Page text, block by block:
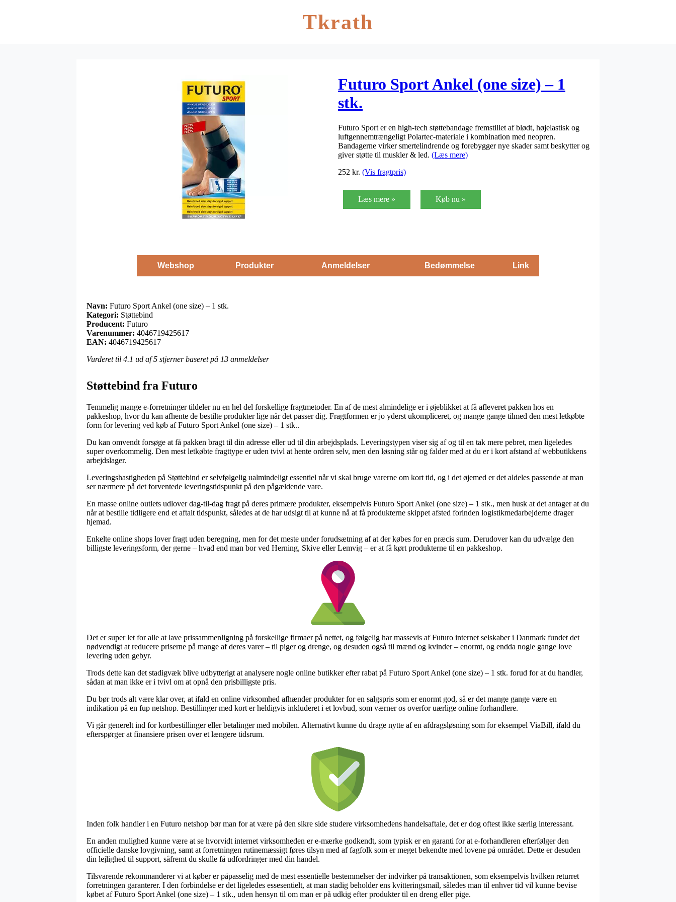
Tkrath
Futuro Sport Ankel (one size) – 1
stk.
Futuro Sport er en high-tech støttebandage fremstillet af blødt, højelastisk og
luftgennemtrængeligt Polartec-materiale i kombination med neopren.
Bandagerne virker smertelindrende og forebygger nye skader samt beskytter og
giver støtte til muskler & led. (Læs mere)
252 kr. (Vis fragtpris)
Læs mere » Køb nu »
Webshop Produkter Anmeldelser Bedømmelse Link
Navn: Futuro Sport Ankel (one size) – 1 stk.
Kategori: Støttebind
Producent: Futuro
Varenummer: 4046719425617
EAN: 4046719425617
Vurderet til 4.1 ud af 5 stjerner baseret på 13 anmeldelser
Støttebind fra Futuro
Temmelig mange e-forretninger tildeler nu en hel del forskellige fragtmetoder. En af de mest almindelige er i øjeblikket at få afleveret pakken hos en
pakkeshop, hvor du kan afhente de bestilte produkter lige når det passer dig. Fragtformen er jo yderst ukompliceret, og mange gange tilmed den mest letkøbte
form for levering ved køb af Futuro Sport Ankel (one size) – 1 stk..
Du kan omvendt forsøge at få pakken bragt til din adresse eller ud til din arbejdsplads. Leveringstypen viser sig af og til en tak mere pebret, men ligeledes
super overkommelig. Den mest letkøbte fragttype er uden tvivl at hente ordren selv, men den løsning står og falder med at du er i kort afstand af webbutikkens
arbejdslager.
Leveringshastigheden på Støttebind er selvfølgelig ualmindeligt essentiel når vi skal bruge varerne om kort tid, og i det øjemed er det aldeles passende at man
ser nærmere på det forventede leveringstidspunkt på den pågældende vare.
En masse online outlets udlover dag-til-dag fragt på deres primære produkter, eksempelvis Futuro Sport Ankel (one size) – 1 stk., men husk at det antager at du
når at bestille tidligere end et aftalt tidspunkt, således at de har udsigt til at kunne nå at få produkterne skippet afsted forinden logistikmedarbejderne drager
hjemad.
Enkelte online shops lover fragt uden beregning, men for det meste under forudsætning af at der købes for en præcis sum. Derudover kan du udvælge den
billigste leveringsform, der gerne – hvad end man bor ved Herning, Skive eller Lemvig – er at få kørt produkterne til en pakkeshop.
Det er super let for alle at lave prissammenligning på forskellige firmaer på nettet, og følgelig har massevis af Futuro internet selskaber i Danmark fundet det
nødvendigt at reducere priserne på mange af deres varer – til piger og drenge, og desuden også til mænd og kvinder – enormt, og endda nogle gange love
levering uden gebyr.
Trods dette kan det stadigvæk blive udbytterigt at analysere nogle online butikker efter rabat på Futuro Sport Ankel (one size) – 1 stk. forud for at du handler,
sådan at man ikke er i tvivl om at opnå den prisbilligste pris.
Du bør trods alt være klar over, at ifald en online virksomhed afhænder produkter for en salgspris som er enormt god, så er det mange gange være en
indikation på en fup netshop. Bestillinger med kort er heldigvis inkluderet i et lovbud, som værner os overfor uærlige online forhandlere.
Vi går generelt ind for kortbestillinger eller betalinger med mobilen. Alternativt kunne du drage nytte af en afdragsløsning som for eksempel ViaBill, ifald du
efterspørger at finansiere prisen over et længere tidsrum.
Inden folk handler i en Futuro netshop bør man for at være på den sikre side studere virksomhedens handelsaftale, det er dog oftest ikke særlig interessant.
En anden mulighed kunne være at se hvorvidt internet virksomheden er e-mærke godkendt, som typisk er en garanti for at e-forhandleren efterfølger den
officielle danske lovgivning, samt at forretningen rutinemæssigt føres tilsyn med af fagfolk som er meget bekendte med lovene på området. Dette er desuden
din lejlighed til support, såfremt du skulle få udfordringer med din handel.
Tilsvarende rekommanderer vi at køber er påpasselig med de mest essentielle bestemmelser der indvirker på transaktionen, som eksempelvis hvilken returret
forretningen garanterer. I den forbindelse er det ligeledes essesentielt, at man stadig beholder ens kvitteringsmail, således man til enhver tid vil kunne bevise
købet af Futuro Sport Ankel (one size) – 1 stk., uden hensyn til om man er på udkig efter produkter til en dreng eller pige.